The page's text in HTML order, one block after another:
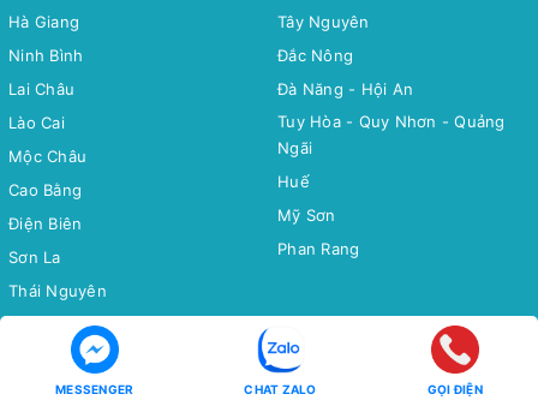
Hà Giang
Ninh Bình
Lai Châu
Lào Cai
Mộc Châu
Cao Bằng
Điện Biên
Sơn La
Thái Nguyên
Tây Nguyên
Đắc Nông
Đà Năng - Hội An
Tuy Hòa - Quy Nhơn - Quảng
Ngãi
Huế
Mỹ Sơn
Phan Rang
Tour Miền Nam Tour Quốc tế
MESSENGER CHAT ZALO GỌI ĐIỆN